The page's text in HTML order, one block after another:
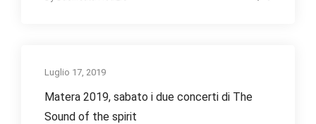
Luglio 17, 2019
Matera 2019, sabato i due concerti di The
Sound of the spirit